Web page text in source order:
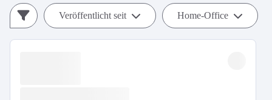
Veröffentlicht seit Home-Office